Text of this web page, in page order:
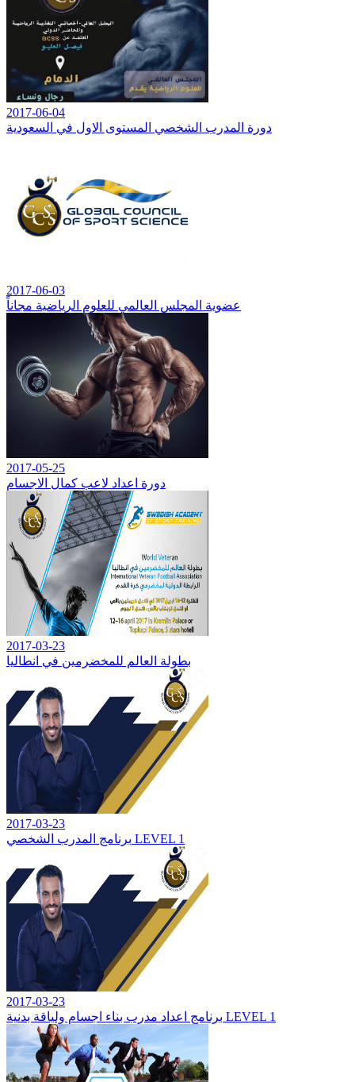
2017-06-04
دورة المدرب الشخصي المستوى الاول في السعودية
2017-06-03
عضوية المجلس العالمي للعلوم الرياضية مجاناً
2017-05-25
دورة اعداد لاعب كمال الاجسام
2017-03-23
بطولة العالم للمخضرمين في انطاليا
2017-03-23
برنامج المدرب الشخصي LEVEL 1
2017-03-23
برنامج اعداد مدرب بناء اجسام ولياقة بدنية LEVEL 1